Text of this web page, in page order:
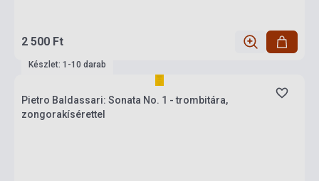
2 500 Ft
Készlet: 1-10 darab
Pietro Baldassari: Sonata No. 1 - trombitára,
zongorakísérettel